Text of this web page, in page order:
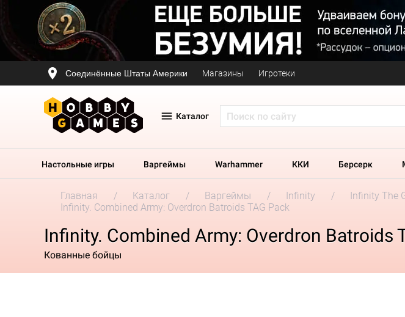
Соединённые Штаты Америки Магазины Игротеки
Каталог
Настольные игры Варгеймы Warhammer ККИ Берсерк
Главная Каталог Варгеймы Infinity Infinity The
Infinity. Combined Army: Overdron Batroids TAG Pack
Infinity. Combined Army: Overdron Batroids
Кованные бойцы